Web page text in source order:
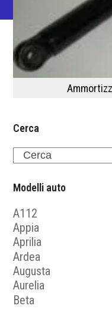
Cerca
Search
Modelli auto
A112
Appia
Aprilia
Ardea
Augusta
Aurelia
Beta